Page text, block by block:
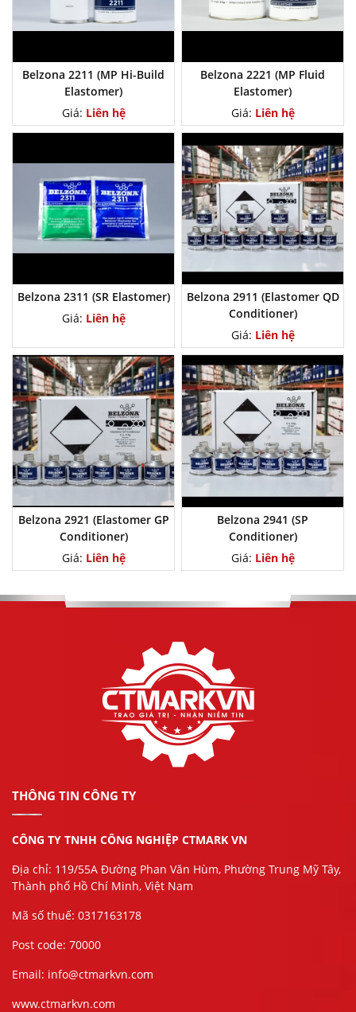
Belzona 2211 (MP Hi-Build
Elastomer)
Giá: Liên hệ
Belzona 2221 (MP Fluid
Elastomer)
Giá: Liên hệ
Belzona 2311 (SR Elastomer)
Giá: Liên hệ
Belzona 2911 (Elastomer QD
Conditioner)
Giá: Liên hệ
Belzona 2921 (Elastomer GP
Conditioner)
Giá: Liên hệ
Belzona 2941 (SP
Conditioner)
Giá: Liên hệ
THÔNG TIN CÔNG TY
CÔNG TY TNHH CÔNG NGHIỆP CTMARK VN
Địa chỉ: 119/55A Đường Phan Văn Hùm, Phường Trung Mỹ Tây,
Thành phố Hồ Chí Minh, Việt Nam
Mã số thuế: 0317163178
Post code: 70000
Email: info@ctmarkvn.com
www.ctmarkvn.com